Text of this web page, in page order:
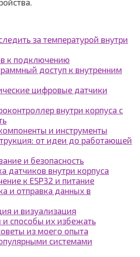
за температурой внутри
к подключению
доступ к внутренним
цифровые датчики
внутри корпуса с
и инструменты
от идеи до работающей
и безопасность
датчиков внутри корпуса
к ESP32 и питание
и отправка данных в
и визуализация
способы их избежать
из моего опыта
системами